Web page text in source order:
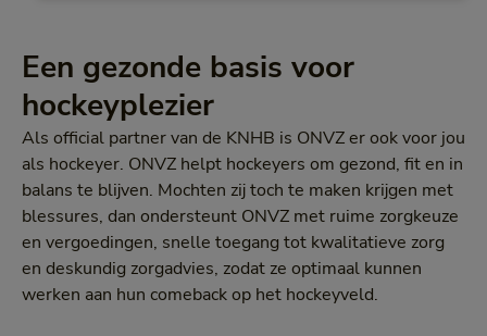
Een gezonde basis voor
hockeyplezier
Als official partner van de KNHB is ONVZ er ook voor jou
als hockeyer. ONVZ helpt hockeyers om gezond, fit en in
balans te blijven. Mochten zij toch te maken krijgen met
blessures, dan ondersteunt ONVZ met ruime zorgkeuze
en vergoedingen, snelle toegang tot kwalitatieve zorg
en deskundig zorgadvies, zodat ze optimaal kunnen
werken aan hun comeback op het hockeyveld.